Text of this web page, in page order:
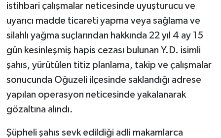
istihbari çalışmalar neticesinde uyuşturucu ve
uyarıcı madde ticareti yapma veya sağlama ve
silahlı yağma suçlarından hakkında 22 yıl 4 ay 15
gün kesinleşmiş hapis cezası bulunan Y.D. isimli
şahıs, yürütülen titiz planlama, takip ve çalışmalar
sonucunda Oğuzeli ilçesinde saklandığı adrese
yapılan operasyon neticesinde yakalanarak
gözaltına alındı.
Şüpheli şahıs sevk edildiği adli makamlarca
Yaşam
Yeme-İçme
Yemek